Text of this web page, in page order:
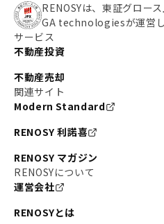
RENOSYは、東証グロー
GA technologiesが運営し
サービス
不動産投資
不動産売却
関連サイト
Modern Standard
RENOSY 利諾喜
RENOSY マガジン
RENOSYについて
運営会社
RENOSYとは